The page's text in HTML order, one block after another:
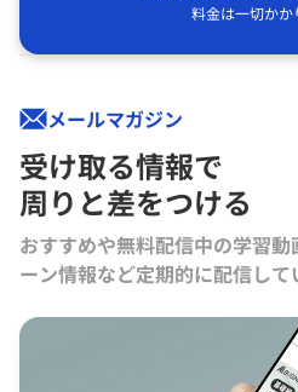
料金は一切かか
メールマガジン
受け取る情報で
周りと差をつける
おすすめや無料配信中の学習
ーン情報など定期的に配信して